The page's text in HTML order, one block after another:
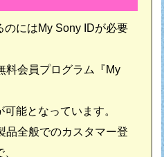
にはMy Sony IDが必要
料会員プログラム『My
能となっています。
品全般でのカスタマー登